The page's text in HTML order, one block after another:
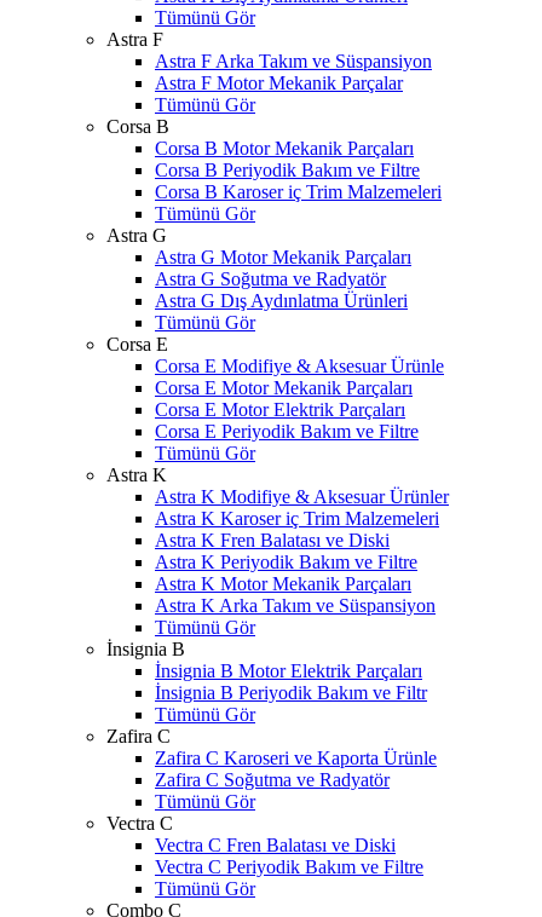
Tümünü Gör
Astra F
Astra F Arka Takım ve Süspansiyon
Astra F Motor Mekanik Parçalar
Tümünü Gör
Corsa B
Corsa B Motor Mekanik Parçaları
Corsa B Periyodik Bakım ve Filtre
Corsa B Karoser iç Trim Malzemeleri
Tümünü Gör
Astra G
Astra G Motor Mekanik Parçaları
Astra G Soğutma ve Radyatör
Astra G Dış Aydınlatma Ürünleri
Tümünü Gör
Corsa E
Corsa E Modifiye & Aksesuar Ürünle
Corsa E Motor Mekanik Parçaları
Corsa E Motor Elektrik Parçaları
Corsa E Periyodik Bakım ve Filtre
Tümünü Gör
Astra K
Astra K Modifiye & Aksesuar Ürünler
Astra K Karoser iç Trim Malzemeleri
Astra K Fren Balatası ve Diski
Astra K Periyodik Bakım ve Filtre
Astra K Motor Mekanik Parçaları
Astra K Arka Takım ve Süspansiyon
Tümünü Gör
İnsignia B
İnsignia B Motor Elektrik Parçaları
İnsignia B Periyodik Bakım ve Filtr
Tümünü Gör
Zafira C
Zafira C Karoseri ve Kaporta Ürünle
Zafira C Soğutma ve Radyatör
Tümünü Gör
Vectra C
Vectra C Fren Balatası ve Diski
Vectra C Periyodik Bakım ve Filtre
Tümünü Gör
Combo C